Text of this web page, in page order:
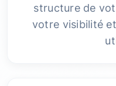
structure de
votre visibilité